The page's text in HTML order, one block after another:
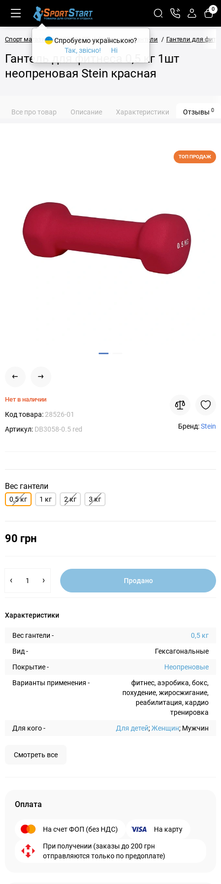
0
Спорт магазин SPORTSTART Атлетика Гантели Гантели для
Гантель для фитнеса 0,5 кг 1шт
неопреновая Stein красная
Все про товар Описание Характеристики Отзывы 0
ТОП ПРОДАЖ
Нет в наличии
Код товара: 28526-01
Артикул: DB3058-0.5 red Бренд:Stein
Вес гантели
0,5 кг 1 кг 2 кг 3 кг
90 грн
Продано
Характеристики
Вес гантели -
0,5 кг
Вид -
Гексагональные
Покрытие -
Неопреновые
Варианты применения -
фитнес, аэробика, бокс,
похудение, жиросжигание,
реабилитация, кардио
тренировка
Для кого -
Для детей;Женщин; Мужчин
Смотреть все
Оплата
На счет ФОП (без НДС) На карту
При получении (заказы до 200 грн
отправляются только по предоплате)
Спробуємо українською?
Так, звісно!
Ні